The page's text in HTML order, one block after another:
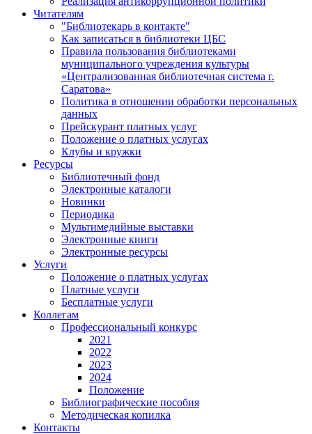
Читателям
"Библиотекарь в контакте"
Как записаться в библиотеки ЦБС
Правила пользования библиотеками
муниципального учреждения культуры
«Централизованная библиотечная система г.
Саратова»
Политика в отношении обработки персональных
данных
Прейскурант платных услуг
Положение о платных услугах
Клубы и кружки
Ресурсы
Библиотечный фонд
Электронные каталоги
Новинки
Периодика
Мультимедийные выставки
Электронные книги
Электронные ресурсы
Услуги
Положение о платных услугах
Платные услуги
Бесплатные услуги
Коллегам
Профессиональный конкурс
2021
2022
2023
2024
Положение
Библиографические пособия
Методическая копилка
Контакты